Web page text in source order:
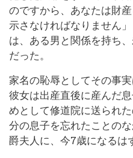
のですから、あなたは財
示さなければなりません
は、ある男と関係を持ち
だった。
家名の恥辱としてその事
彼女は出産直後に産んだ
めとして修道院に送られ
分の息子を忘れたことの
爵夫人に、今7歳になるは